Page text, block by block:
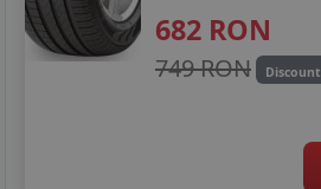
682 RON
749 RON Discount